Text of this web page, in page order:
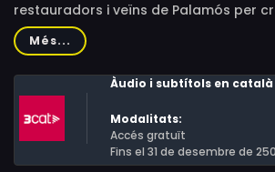
restauradors i veïns de Palamós per
recepta tradicional: l'escudella de peix.
innovador vol capturar l'essència
utilitzant exclusivament productes
temporada, des de la gamba
fins a les verdures de les hortes de
per quatre tipus de peix diferents que
Més...
Àudio i subtítols en català
Modalitats:
Accés gratuït
Fins el 31 de desembre de